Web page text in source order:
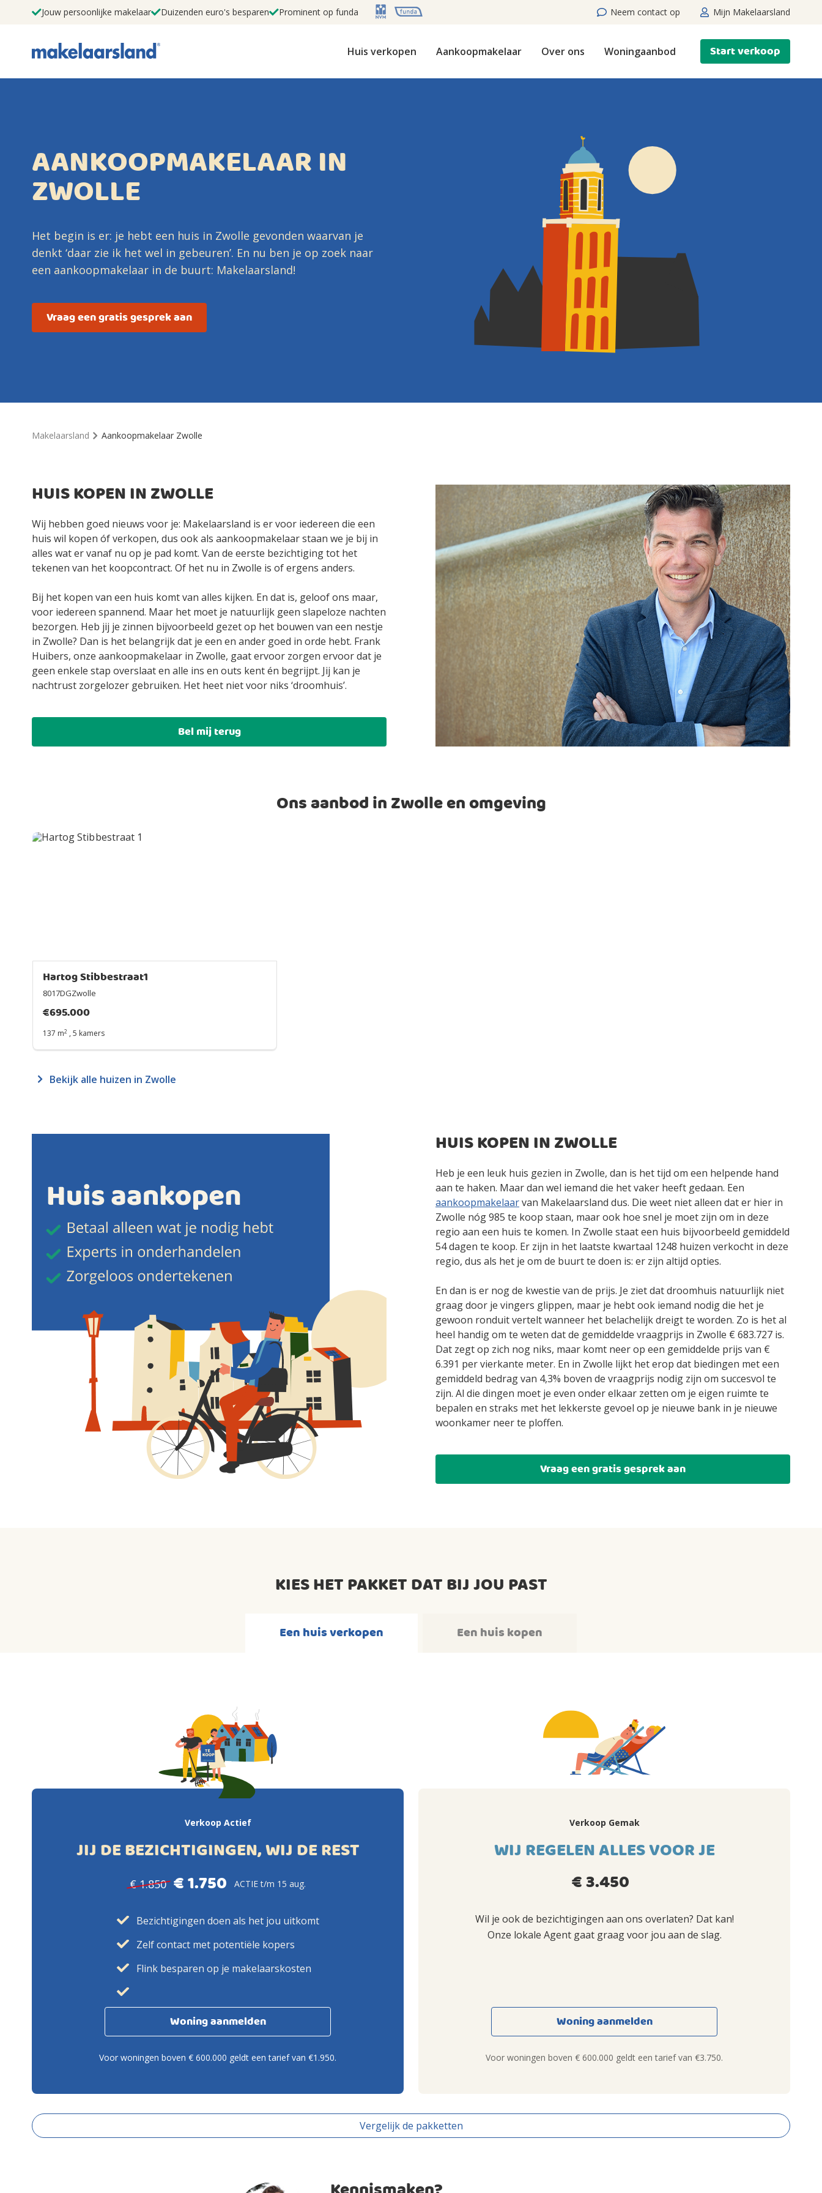
Jouw persoonlijke makelaar Duizenden euro's besparen Prominent op funda Neem contact op Mijn Makelaarsland
Huis verkopen Aankoopmakelaar Over ons Woningaanbod Start verkoop
AANKOOPMAKELAAR IN
ZWOLLE
Het begin is er: je hebt een huis in Zwolle gevonden waarvan je
denkt ‘daar zie ik het wel in gebeuren’. En nu ben je op zoek naar
een aankoopmakelaar in de buurt: Makelaarsland!
Vraag een gratis gesprek aan
Makelaarsland Aankoopmakelaar Zwolle
HUIS KOPEN IN ZWOLLE
Wij hebben goed nieuws voor je: Makelaarsland is er voor iedereen die een
huis wil kopen óf verkopen, dus ook als aankoopmakelaar staan we je bij in
alles wat er vanaf nu op je pad komt. Van de eerste bezichtiging tot het
tekenen van het koopcontract. Of het nu in Zwolle is of ergens anders.
Bij het kopen van een huis komt van alles kijken. En dat is, geloof ons maar,
voor iedereen spannend. Maar het moet je natuurlijk geen slapeloze nachten
bezorgen. Heb jij je zinnen bijvoorbeeld gezet op het bouwen van een nestje
in Zwolle? Dan is het belangrijk dat je een en ander goed in orde hebt. Frank
Huibers, onze aankoopmakelaar in Zwolle, gaat ervoor zorgen ervoor dat je
geen enkele stap overslaat en alle ins en outs kent én begrijpt. Jij kan je
nachtrust zorgelozer gebruiken. Het heet niet voor niks ‘droomhuis’.
Bel mij terug
Ons aanbod in Zwolle en omgeving
Hartog Stibbestraat1
8017DGZwolle
€695.000
137 m2 , 5 kamers
Bekijk alle huizen in Zwolle
HUIS KOPEN IN ZWOLLE
Heb je een leuk huis gezien in Zwolle, dan is het tijd om een helpende hand
aan te haken. Maar dan wel iemand die het vaker heeft gedaan. Een
aankoopmakelaarvan Makelaarsland dus. Die weet niet alleen dat er hier in
Zwolle nóg 985 te koop staan, maar ook hoe snel je moet zijn om in deze
regio aan een huis te komen. In Zwolle staat een huis bijvoorbeeld gemiddeld
54 dagen te koop. Er zijn in het laatste kwartaal 1248 huizen verkocht in deze
regio, dus als het je om de buurt te doen is: er zijn altijd opties.
En dan is er nog de kwestie van de prijs. Je ziet dat droomhuis natuurlijk niet
graag door je vingers glippen, maar je hebt ook iemand nodig die het je
gewoon ronduit vertelt wanneer het belachelijk dreigt te worden. Zo is het al
heel handig om te weten dat de gemiddelde vraagprijs in Zwolle € 683.727 is.
Dat zegt op zich nog niks, maar komt neer op een gemiddelde prijs van €
6.391 per vierkante meter. En in Zwolle lijkt het erop dat biedingen met een
gemiddeld bedrag van 4,3% boven de vraagprijs nodig zijn om succesvol te
zijn. Al die dingen moet je even onder elkaar zetten om je eigen ruimte te
bepalen en straks met het lekkerste gevoel op je nieuwe bank in je nieuwe
woonkamer neer te ploffen.
Vraag een gratis gesprek aan
KIES HET PAKKET DAT BIJ JOU PAST
Een huis verkopen Een huis kopen
Verkoop Actief
JIJ DE BEZICHTIGINGEN, WIJ DE REST
€ 1.850 € 1.750 ACTIE t/m 15 aug.
Bezichtigingen doen als het jou uitkomt
Zelf contact met potentiële kopers
Flink besparen op je makelaarskosten
Woning aanmelden
Voor woningen boven € 600.000 geldt een tarief van €1.950.
Verkoop Gemak
WIJ REGELEN ALLES VOOR JE
€ 3.450
Wil je ook de bezichtigingen aan ons overlaten? Dat kan!
Onze lokale Agent gaat graag voor jou aan de slag.
Woning aanmelden
Voor woningen boven € 600.000 geldt een tarief van €3.750.
Vergelijk de pakketten